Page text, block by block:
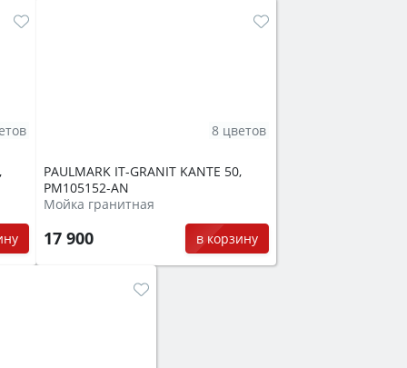
PAULMARK IT-GRANIT KANTE 50,
PM105152-AN
Мойка гранитная
17 900 в корзину
8 цветов